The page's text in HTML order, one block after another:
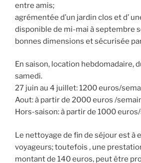
entre amis;
agrémentée d’un jardin clos et d’
disponible de mi-mai à septembre
bonnes dimensions et sécurisée
En saison, location hebdomadaire,
samedi.
27 juin au 4 juillet: 1200 euros/
Aout: à partir de 2000 euros /
Hors-saison: à partir de 1000
Le nettoyage de fin de séjour est à
voyageurs; toutefois , une
montant de 140 euros, peut être